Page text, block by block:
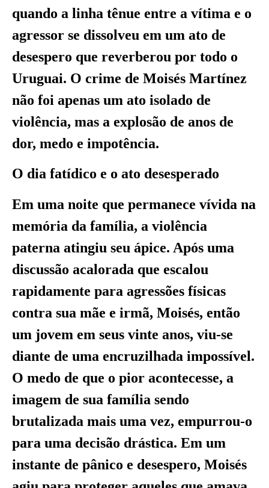
quando a linha tênue entre a vítima e o
agressor se dissolveu em um ato de
desespero que reverberou por todo o
Uruguai. O crime de Moisés Martínez
não foi apenas um ato isolado de
violência, mas a explosão de anos de
dor, medo e impotência.
O dia fatídico e o ato desesperado
Em uma noite que permanece vívida na
memória da família, a violência
paterna atingiu seu ápice. Após uma
discussão acalorada que escalou
rapidamente para agressões físicas
contra sua mãe e irmã, Moisés, então
um jovem em seus vinte anos, viu-se
diante de uma encruzilhada impossível.
O medo de que o pior acontecesse, a
imagem de sua família sendo
brutalizada mais uma vez, empurrou-o
para uma decisão drástica. Em um
instante de pânico e desespero, Moisés